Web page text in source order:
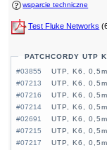
wsparcie techniczne
Test Fluke Networks
PATCHCORDY UTP
#03855
UTP, K6,
#07213
UTP, K6,
#07216
UTP, K6,
#07214
UTP, K6,
#02691
UTP, K6,
#07215
UTP, K6,
#07217
UTP, K6,